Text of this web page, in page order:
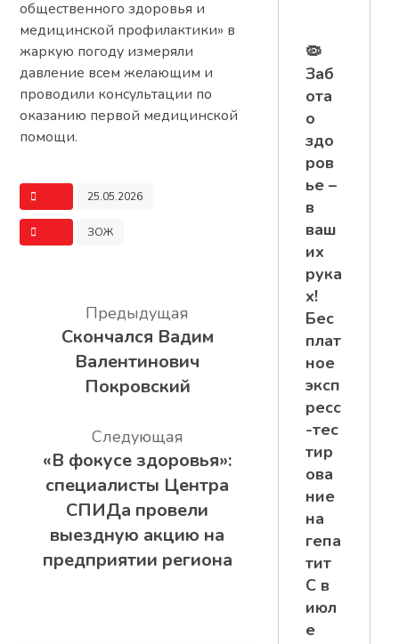
общественного здоровья и
медицинской профилактики» в
жаркую погоду измеряли
давление всем желающим и
проводили консультации по
оказанию первой медицинской
помощи.
25.05.2026
ЗОЖ
Предыдущая
Скончался Вадим
Валентинович
Покровский
Следующая
«В фокусе здоровья»:
специалисты Центра
СПИДа провели
выездную акцию на
предприятии региона
🦠
Заб
ота
о
здо
ров
ье –
в
ваш
их
рука
х!
Бес
плат
ное
эксп
ресс
-тес
тир
ова
ние
на
гепа
тит
С в
июл
е